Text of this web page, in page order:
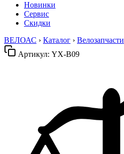
Новинки
Сервис
Скидки
ВЕЛОАС › Каталог › Велозапчасти
Артикул: YX-B09